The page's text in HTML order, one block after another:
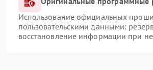
Использование официальных
пользовательскими данными:
восстановление информации при